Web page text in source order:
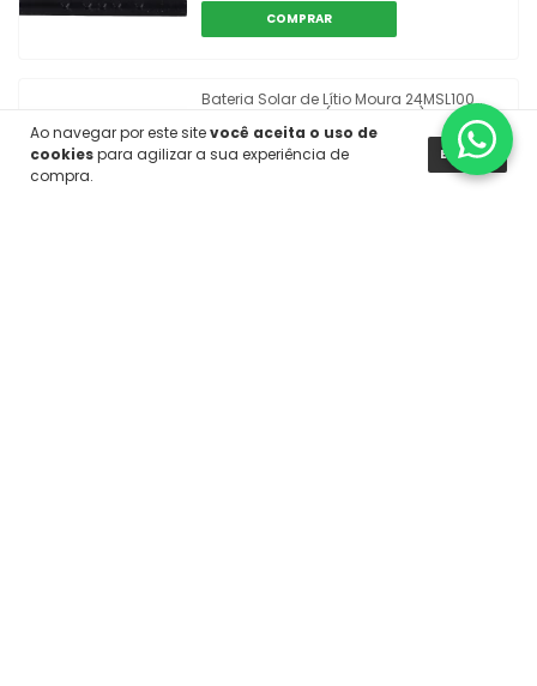
Ao navegar por este sitevocê aceita o uso de
cookiespara agilizar a sua experiência de
compra.
ENTENDI
COMPRAR
Bateria Solar de Lítio Moura 24MSL100
24V 2,4kW 100Ah (6000 Ciclos)
PIX